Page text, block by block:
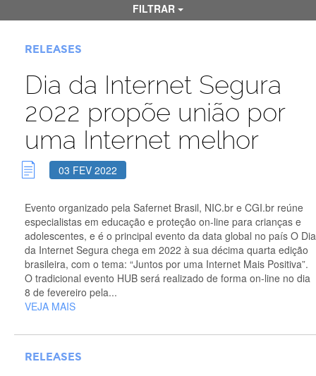
FILTRAR
RELEASES
Dia da Internet Segura
2022 propõe união por
uma Internet melhor
03 FEV 2022
Evento organizado pela Safernet Brasil, NIC.br e CGI.br reúne
especialistas em educação e proteção on-line para crianças e
adolescentes, e é o principal evento da data global no país O Dia
da Internet Segura chega em 2022 à sua décima quarta edição
brasileira, com o tema: “Juntos por uma Internet Mais Positiva”.
O tradicional evento HUB será realizado de forma on-line no dia
8 de fevereiro pela...
VEJA MAIS
RELEASES